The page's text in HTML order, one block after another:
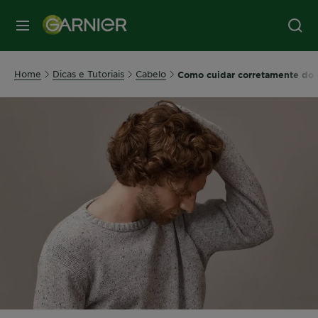
MENU
Home Dicas e Tutoriais Cabelo Como cuidar corretamente